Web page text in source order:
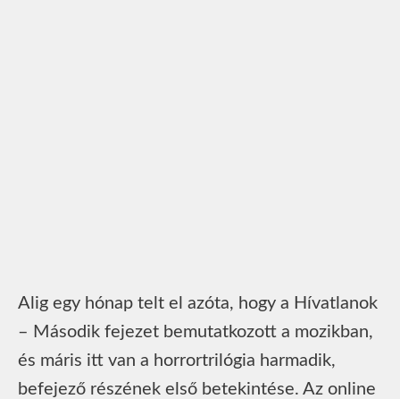
Alig egy hónap telt el azóta, hogy a Hívatlanok
– Második fejezet bemutatkozott a mozikban,
és máris itt van a horrortrilógia harmadik,
befejező részének első betekintése. Az online